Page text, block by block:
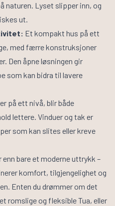
naturen. Lyset slipper inn, og
ut.
Et kompakt hus på ett
med færre konstruksjoner
Den åpne løsningen gir
som kan bidra til lavere
på ett nivå, blir både
lettere. Vinduer og tak er
som kan slites eller kreve
bare et moderne uttrykk –
komfort, tilgjengelighet og
Enten du drømmer om det
romslige og fleksible Tua, eller